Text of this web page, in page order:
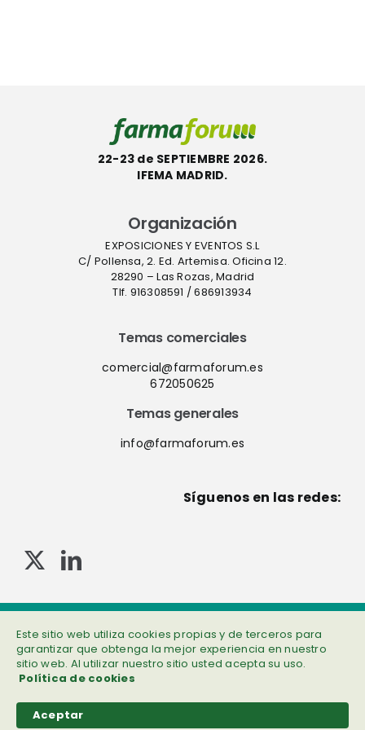
22-23 de SEPTIEMBRE 2026.
IFEMA MADRID.
Organización
EXPOSICIONES Y EVENTOS S.L
C/ Pollensa, 2. Ed. Artemisa. Oficina 12.
28290 – Las Rozas, Madrid
Tlf. 916308591 / 686913934
Temas comerciales
comercial@farmaforum.es
672050625
Temas generales
info@farmaforum.es
Síguenos en las redes:
Este sitio web utiliza cookies propias y de terceros para
garantizar que obtenga la mejor experiencia en nuestro
sitio web. Al utilizar nuestro sitio usted acepta su uso.
Política de cookies
Aceptar
© Copyright 2013-2023 . Todos los derechos reservados
Política de privacidad|Cookies|Aviso legal| Información adicional